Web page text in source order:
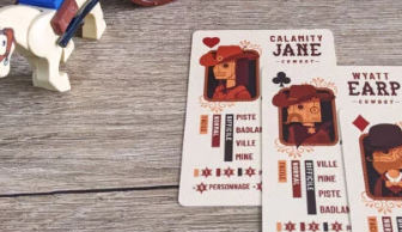
Access+ Par plateforme